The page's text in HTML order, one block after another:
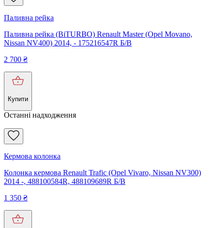
Паливна рейка
Паливна рейка (BiTURBO) Renault Master (Opel Movano,
Nissan NV400) 2014, - 175216547R Б/В
2 700 ₴
Купити
Останні надходження
Кермова колонка
Колонка кермова Renault Trafic (Opel Vivaro, Nissan NV300)
2014 -, 488100584R, 488109689R Б/В
1 350 ₴